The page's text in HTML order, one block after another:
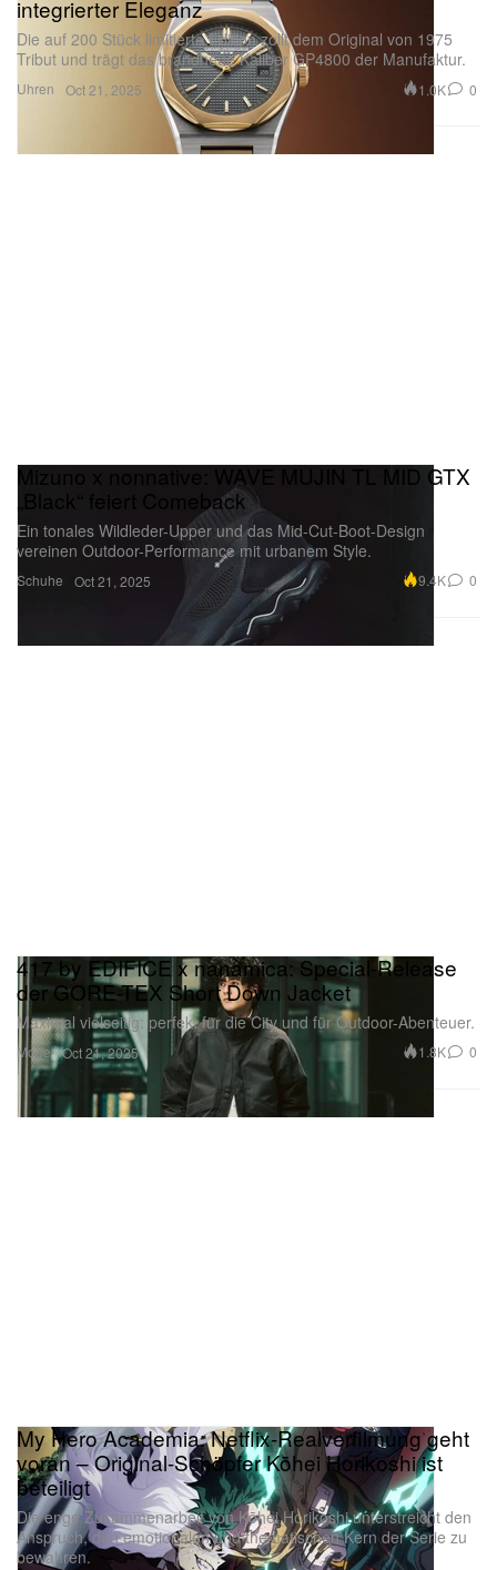
Uhren
integrierter Eleganz
Die auf 200 Stück limitierte Edition zollt dem Original von 1975
Tribut und trägt das brandneue Kaliber GP4800 der Manufaktur.
Oct 21, 2025 1.0K 0
Schuhe
Mizuno x nonnative: WAVE MUJIN TL MID GTX
„Black“ feiert Comeback
Ein tonales Wildleder-Upper und das Mid-Cut-Boot-Design
vereinen Outdoor-Performance mit urbanem Style.
Oct 21, 2025 9.4K 0
Mode
417 by EDIFICE x nanamica: Special-Release
der GORE-TEX Short Down Jacket
Maximal vielseitig: perfekt für die City und für Outdoor-Abenteuer.
Oct 21, 2025 1.8K 0
My Hero Academia: Netflix-Realverfilmung geht
voran – Original-Schöpfer Kōhei Horikoshi ist
beteiligt
Die enge Zusammenarbeit von Kōhei Horikoshi unterstreicht den
Anspruch, den emotionalen und thematischen Kern der Serie zu
bewahren.